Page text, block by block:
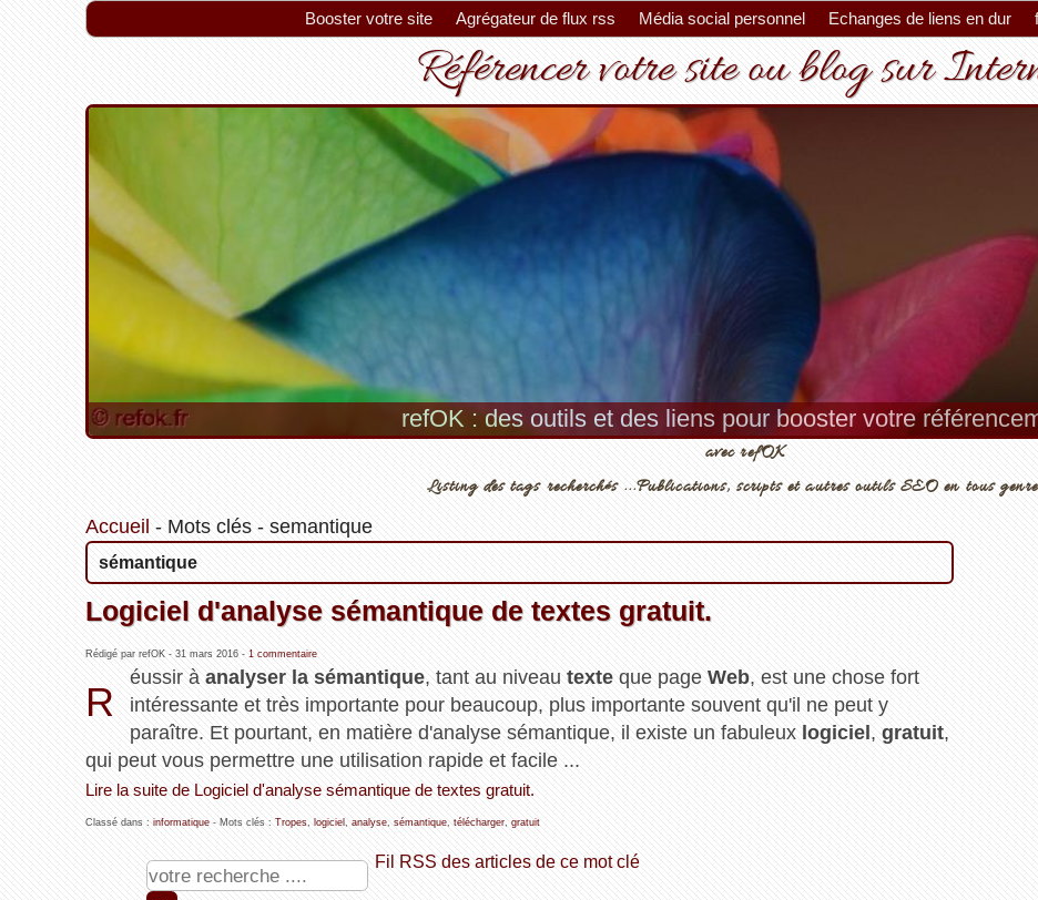
Booster votre site Agrégateur de flux rss Média social personnel Echanges de liens en dur
Référencer votre site ou blog sur
refOK : des outils et des liens pour booster votre
avec refOK
Listing des tags recherchés ...Publications, scripts et autres outils SEO en tous
Accueil - Mots clés- semantique
sémantique
Logiciel d'analyse sémantique de textes gratuit.
Rédigé par refOK - 31 mars 2016- 1 commentaire
R
éussir à analyser la sémantique, tant au niveau texte que page Web, est une chose fort
intéressante et très importante pour beaucoup, plus importante souvent qu'il ne peut y
paraître. Et pourtant, en matière d'analyse sémantique, il existe un fabuleux logiciel , gratuit,
qui peut vous permettre une utilisation rapide et facile ...
Lire la suite de Logiciel d'analyse sémantique de textes gratuit.
Classé dans : informatique- Mots clés : Tropes, logiciel , analyse, sémantique, télécharger, gratuit
Fil RSS des articles de ce mot clé